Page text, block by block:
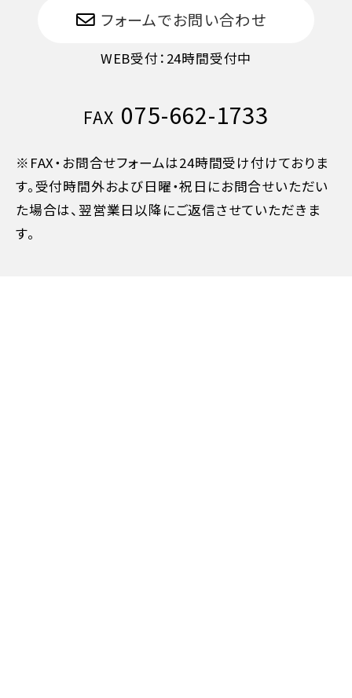
フォームでお問い合わせ
WEB受付：24時間受付中
FAX 075-662-1733
※FAX・お問合せフォームは24時間受け付けておりま
す。受付時間外および日曜・祝日にお問合せいただい
た場合は、翌営業日以降にご返信させていただきま
す。